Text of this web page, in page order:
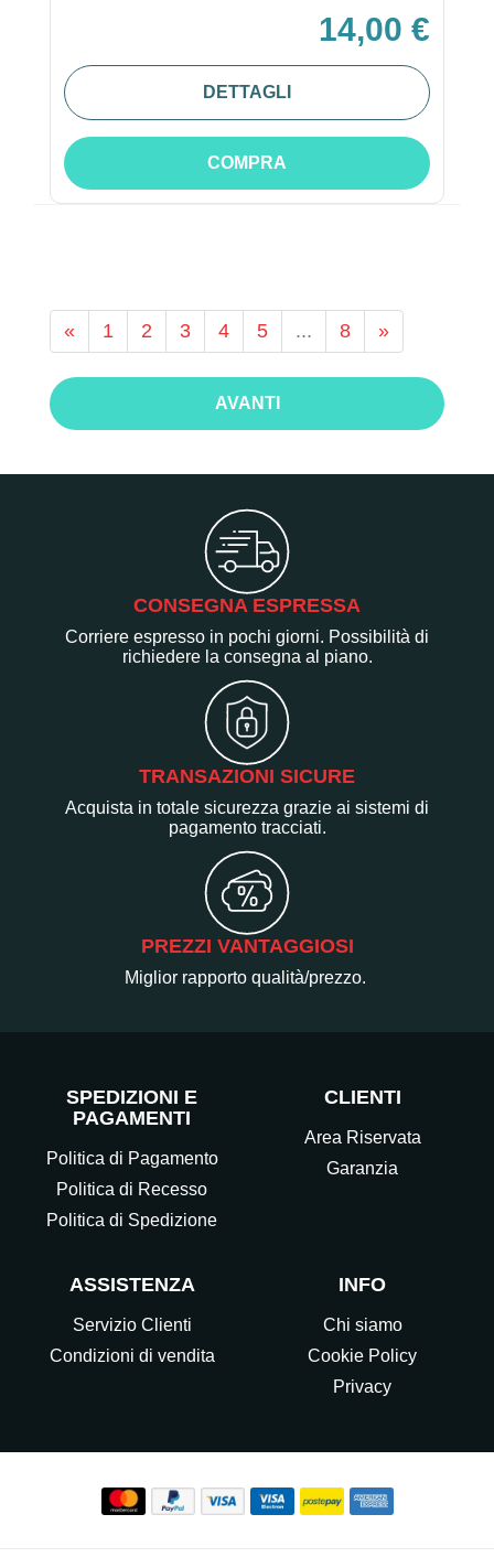
14,00 €
DETTAGLI
COMPRA
« 1 2 3 4 5 ... 8 »
AVANTI
CONSEGNA ESPRESSA
Corriere espresso in pochi giorni. Possibilità di
richiedere la consegna al piano.
TRANSAZIONI SICURE
Acquista in totale sicurezza grazie ai sistemi di
pagamento tracciati.
PREZZI VANTAGGIOSI
Miglior rapporto qualità/prezzo.
SPEDIZIONI E
PAGAMENTI
Politica di Pagamento
Politica di Recesso
Politica di Spedizione
CLIENTI
Area Riservata
Garanzia
ASSISTENZA
Servizio Clienti
Condizioni di vendita
INFO
Chi siamo
Cookie Policy
Privacy